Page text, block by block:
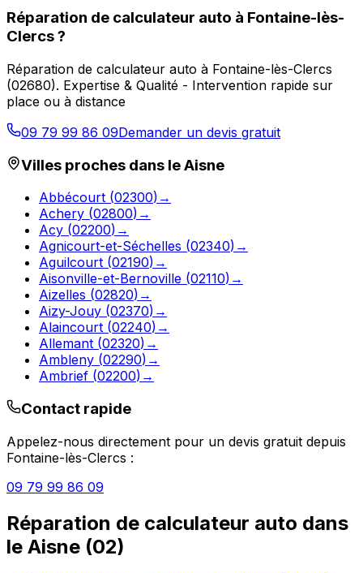
Réparation de calculateur auto à Fontaine-lès-
Clercs?
Réparation de calculateur auto à Fontaine-lès-Clercs
(02680). Expertise & Qualité - Intervention rapide sur
place ou à distance
09 79 99 86 09Demander un devis gratuit
Villes proches dans leAisne
Abbécourt (02300) →
Achery (02800) →
Acy (02200) →
Agnicourt-et-Séchelles (02340) →
Aguilcourt (02190) →
Aisonville-et-Bernoville (02110) →
Aizelles (02820) →
Aizy-Jouy (02370) →
Alaincourt (02240) →
Allemant (02320) →
Ambleny (02290) →
Ambrief (02200) →
Contact rapide
Appelez-nous directement pour un devis gratuit depuis
Fontaine-lès-Clercs :
09 79 99 86 09
Réparation de calculateur auto dans
le Aisne (02)